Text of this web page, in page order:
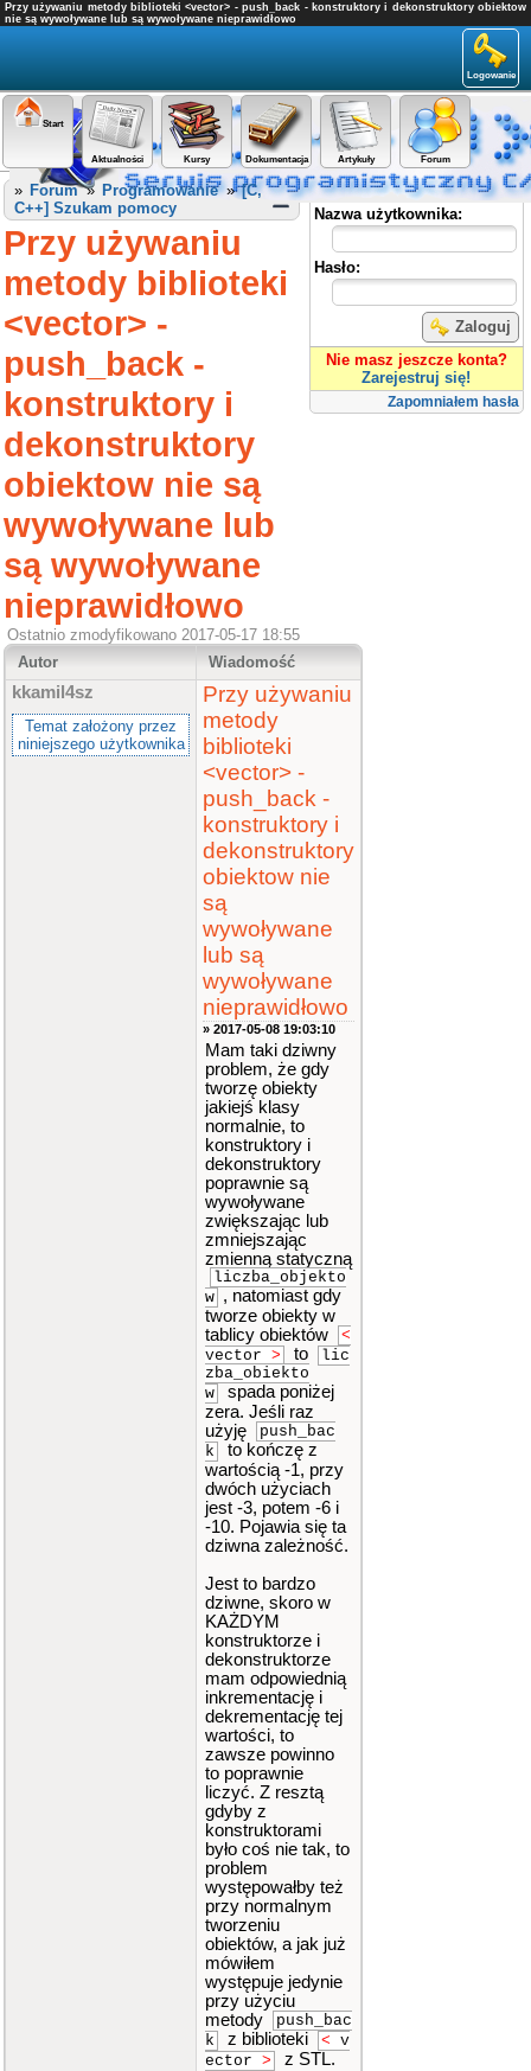
Przy używaniu metody biblioteki <vector> - push_back - konstruktory i dekonstruktory obiektow
nie są wywoływane lub są wywoływane nieprawidłowo
Logowanie
Start
Aktualności Kursy Dokumentacja Artykuły Forum
Panel użytkownika
Nazwa użytkownika:
Hasło:
Zaloguj
Nie masz jeszcze konta?
Zarejestruj się!
Zapomniałem hasła
» Forum» Programowanie»[C,
C++] Szukam pomocy
Przy używaniu
metody biblioteki
<vector> -
push_back -
konstruktory i
dekonstruktory
obiektow nie są
wywoływane lub
są wywoływane
nieprawidłowo
Ostatnio zmodyfikowano 2017-05-17 18:55
Autor
Wiadomość
kkamil4sz
Temat założony przez
niniejszego użytkownika
Przy używaniu
metody
biblioteki
<vector> -
push_back -
konstruktory i
dekonstruktory
obiektow nie
są
wywoływane
lub są
wywoływane
nieprawidłowo
» 2017-05-08 19:03:10
Mam taki dziwny
problem, że gdy
tworzę obiekty
jakiejś klasy
normalnie, to
konstruktory i
dekonstruktory
poprawnie są
wywoływane
zwiększając lub
zmniejszając
zmienną statyczną
liczba_objekto
w , natomiast gdy
tworze obiekty w
tablicy obiektów
<
vector > to
lic
zba_obiekto
w
spada poniżej
zera. Jeśli raz
użyję
push_bac
k
to kończę z
wartością -1, przy
dwóch użyciach
jest -3, potem -6 i
-10. Pojawia się ta
dziwna zależność.
Jest to bardzo
dziwne, skoro w
KAŻDYM
konstruktorze i
dekonstruktorze
mam odpowiednią
inkrementację i
dekrementację tej
wartości, to
zawsze powinno
to poprawnie
liczyć. Z resztą
gdyby z
konstruktorami
było coś nie tak, to
problem
występowałby też
przy normalnym
tworzeniu
obiektów, a jak już
mówiłem
występuje jedynie
przy użyciu
metody
push_bac
k
z biblioteki < v
ector > z STL.